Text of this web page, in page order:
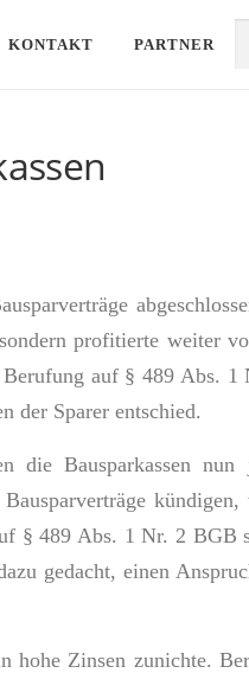
KONTAKT PARTNER
profitierte weiter
auf § 489 Abs.
der Sparer entschied.
Bausparkassen nun
§ 489 Abs. 1 Nr. 2 BGB
gedacht, einen
Zinsen zunichte.